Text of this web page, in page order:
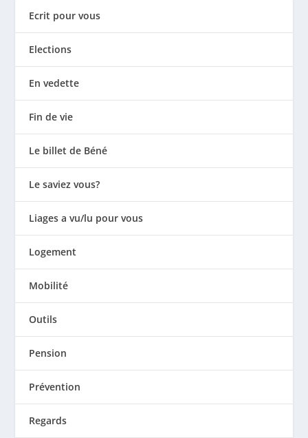
Ecrit pour vous
Elections
En vedette
Fin de vie
Le billet de Béné
Le saviez vous?
Liages a vu/lu pour vous
Logement
Mobilité
Outils
Pension
Prévention
Regards